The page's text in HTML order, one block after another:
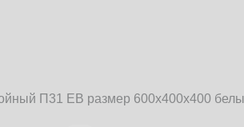
П31 EB размер 600x400x400